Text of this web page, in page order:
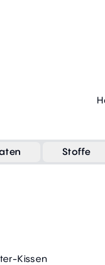
Stoffe
Kissen